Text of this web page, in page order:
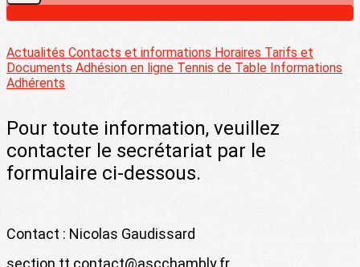
Actualités Contacts et informations Horaires Tarifs et
Documents Adhésion en ligne Tennis de Table Informations
Adhérents
Pour toute information, veuillez
contacter le secrétariat par le
formulaire ci-dessous.
Contact : Nicolas Gaudissard
section.tt.contact@ascchambly.fr